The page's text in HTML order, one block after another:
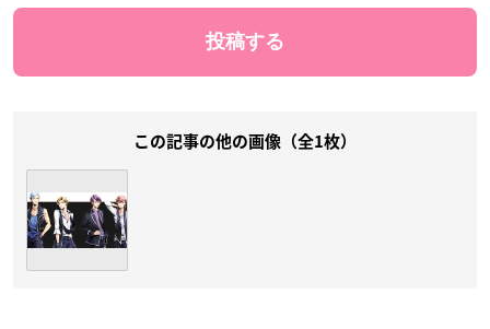
この記事の他の画像（全1枚）